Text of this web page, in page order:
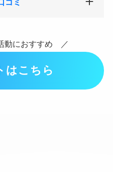
コミ
動におすすめ ／
はこちら